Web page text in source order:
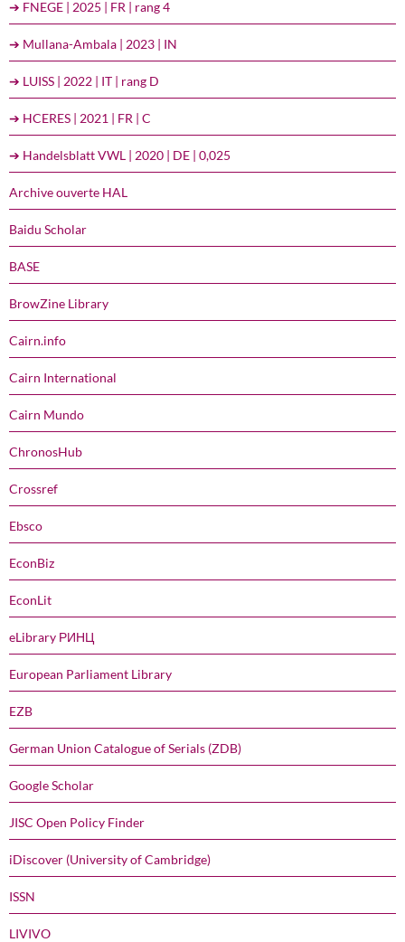
➔ FNEGE | 2025 | FR | rang 4
➔ Mullana-Ambala | 2023 | IN
➔ LUISS | 2022 | IT | rang D
➔ HCERES | 2021 | FR | C
➔ Handelsblatt VWL | 2020 | DE | 0,025
Archive ouverte HAL
Baidu Scholar
BASE
BrowZine Library
Cairn.info
Cairn International
Cairn Mundo
ChronosHub
Crossref
Ebsco
EconBiz
EconLit
eLibrary РИНЦ
European Parliament Library
EZB
German Union Catalogue of Serials (ZDB)
Google Scholar
JISC Open Policy Finder
iDiscover (University of Cambridge)
ISSN
LIVIVO